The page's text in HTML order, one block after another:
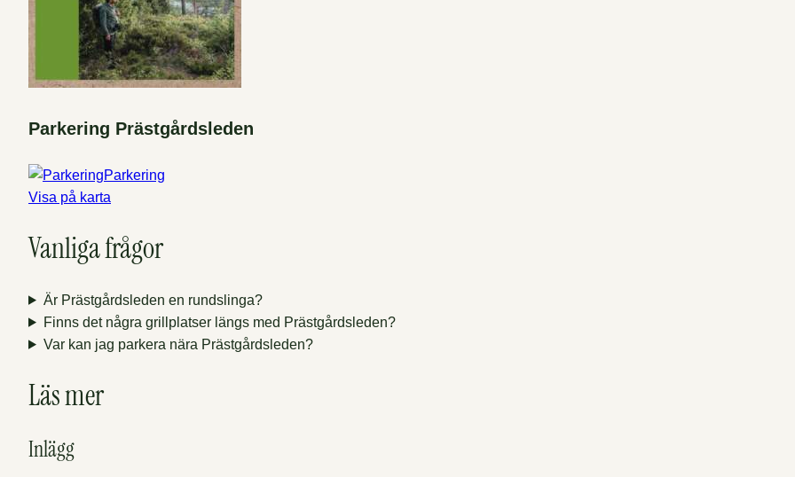
Parkering Prästgårdsleden
Parkering
Visa på karta
Vanliga frågor
Är Prästgårdsleden en rundslinga?
Finns det några grillplatser längs med Prästgårdsleden?
Var kan jag parkera nära Prästgårdsleden?
Läs mer
Inlägg